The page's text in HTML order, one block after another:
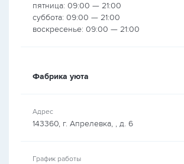
пятница: 09:00 — 21:00
суббота: 09:00 — 21:00
воскресенье: 09:00 — 21:00
Фабрика уюта
Адрес
143360, г. Апрелевка, , д. 6
График работы